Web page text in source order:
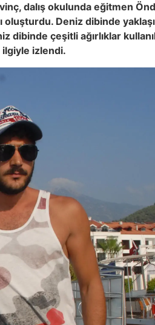
dalış okulunda eğitmen
Deniz dibinde
çeşitli ağırlıklar
ilgiyle izlendi.